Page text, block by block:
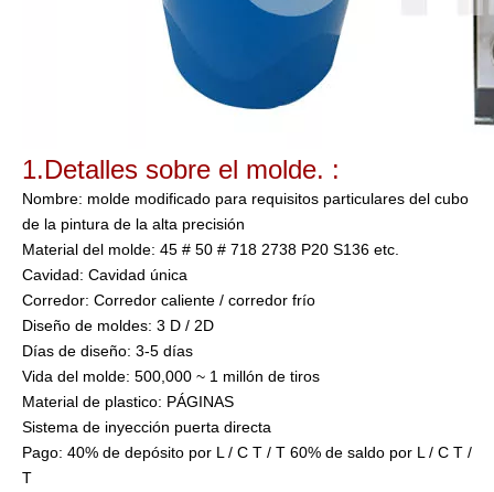
1.Detalles sobre el molde. :
Nombre: molde modificado para requisitos particulares del cubo
de la pintura de la alta precisión
Material del molde: 45 # 50 # 718 2738 P20 S136 etc.
Cavidad: Cavidad única
Corredor: Corredor caliente / corredor frío
Diseño de moldes: 3 D / 2D
Días de diseño: 3-5 días
Vida del molde: 500,000 ~ 1 millón de tiros
Material de plastico: PÁGINAS
Sistema de inyección puerta directa
Pago: 40% de depósito por L / C T / T 60% de saldo por L / C T /
T